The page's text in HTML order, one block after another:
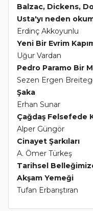
Balzac, Dickens,
Usta'yı neden
Erdinç Akkoyunlu
Yeni Bir Evrim
Uğur Vardan
Pedro Paramo Bir
Sezen Ergen
Şaka
Erhan Sunar
Çağdaş Felsefede
Alper Güngör
Cinayet Şarkıları
A. Ömer Türkeş
Tarihsel
Akşam Yemeği
Tufan Erbarıştıran